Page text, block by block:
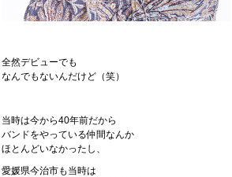
全然デビューでも
なんでもないんだけど（笑）
当時は今から40年前だから
バンドをやっている仲間なんか
ほとんどいなかったし、
愛媛県今治市も当時は